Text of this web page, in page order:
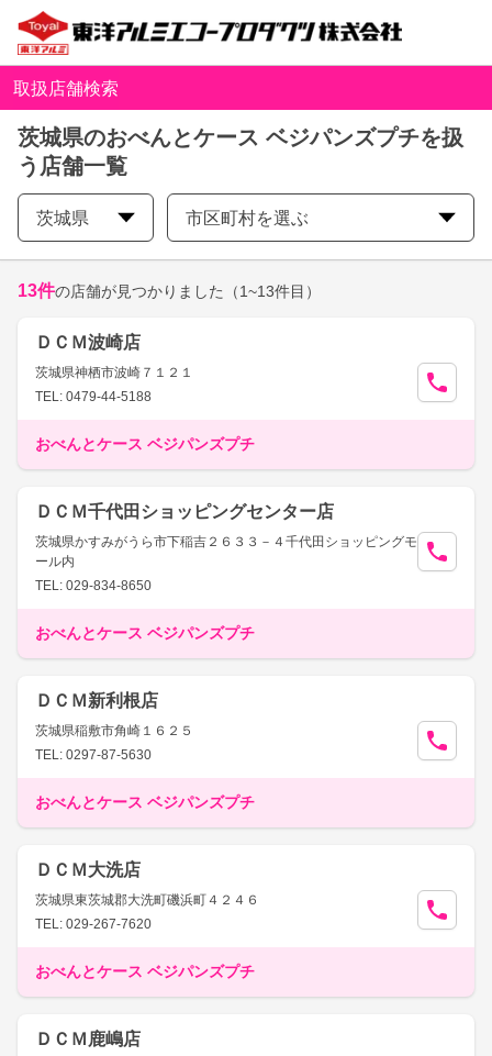
取扱店舗検索
茨城県のおべんとケース ベジパンズプチを扱
う店舗一覧
茨城県 市区町村を選ぶ
13件の店舗が見つかりました （1~13件目）
ＤＣＭ波崎店
茨城県神栖市波崎７１２１
TEL: 0479-44-5188
おべんとケース ベジパンズプチ
ＤＣＭ千代田ショッピングセンター店
茨城県かすみがうら市下稲吉２６３３－４千代田ショッピングモ
ール内
TEL: 029-834-8650
おべんとケース ベジパンズプチ
ＤＣＭ新利根店
茨城県稲敷市角崎１６２５
TEL: 0297-87-5630
おべんとケース ベジパンズプチ
ＤＣＭ大洗店
茨城県東茨城郡大洗町磯浜町４２４６
TEL: 029-267-7620
おべんとケース ベジパンズプチ
ＤＣＭ鹿嶋店